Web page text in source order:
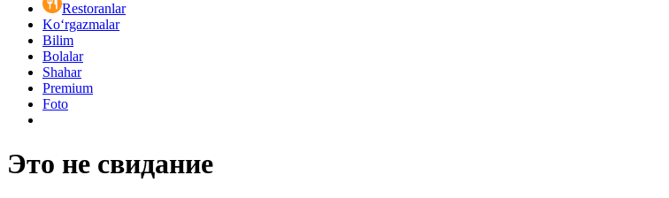
Restoranlar
Ko‘rgazmalar
Bilim
Bolalar
Shahar
Premium
Foto
Это не свидание